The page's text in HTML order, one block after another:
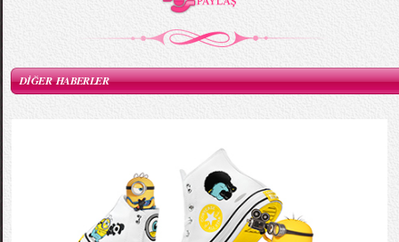
DİĞER HABERLER